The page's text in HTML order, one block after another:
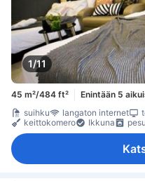
1/11
45 m²/484 ft² Enintään 5
suihku
langaton internet
keittokomero
Ikkuna